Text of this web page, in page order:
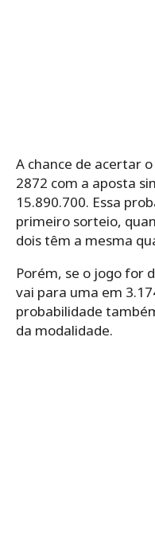
A chance de acertar
2872 com a aposta
15.890.700. Essa
primeiro sorteio,
dois têm a mesma
Porém, se o jogo for
vai para uma em
probabilidade
da modalidade.